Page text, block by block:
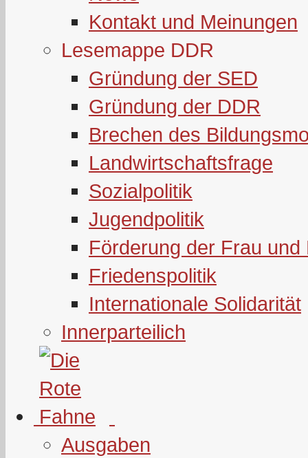
Kontakt und Meinungen
Lesemappe DDR
Gründung der SED
Gründung der DDR
Brechen des
Landwirtschaftsfrage
Sozialpolitik
Jugendpolitik
Förderung der Frau und
Friedenspolitik
Internationale Solidarität
Innerparteilich
Ausgaben